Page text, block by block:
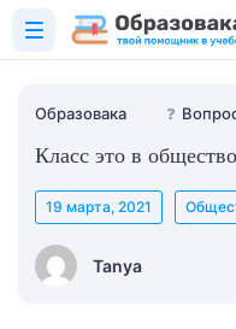
Образовака ❓
Класс это в
Tanya
19 марта, 2021